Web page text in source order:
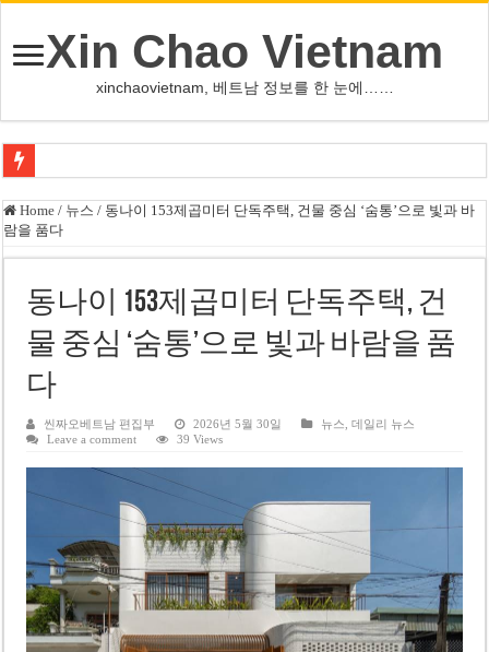
Xin Chao Vietnam
xinchaovietnam, 베트남 정보를 한 눈에……
쩐 타인 먼 베트남 국회의장 “외교 성과, 국가 위상 제고에 크게 기여”
싱가포르 하오마트, 마지막 프리미엄 매장 폐점… 적자·소송 악재 속 사업 축
PNJ, 다이아몬드 밀수 여파에 2분기 적자… 10월 임시 주총 개최
팜 녓 브엉 빈그룹 회장 딸, 그룹 계열사 경영에 첫 등장
케펠, 투티엠 엠파이어시티 지분 전량 2억7000만 달러에 매각
베트남 MB은행, 2026년 수익 목표 자신…부동산 대출 비율 13% 고수
‘1,000억 달러 남북고속철 투자’ 호언장담 메콜로르 회장 체포
베트남 세무당국, 납세자 정보 공개 기준·절차 명확화
Home / 뉴스 / 동나이 153제곱미터 단독주택, 건물 중심 ‘숨통’으로 빛과 바
람을 품다
동나이 153제곱미터 단독주택, 건
물 중심 ‘숨통’으로 빛과 바람을 품
다
씬짜오베트남 편집부 2026년 5월 30일 뉴스 ,데일리 뉴스
Leave a comment
39 Views